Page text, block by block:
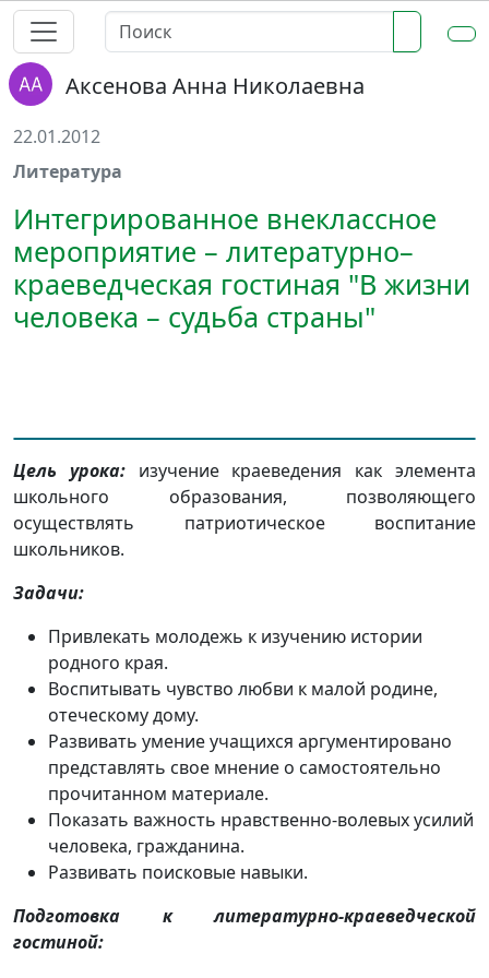
Аксенова Анна Николаевна
22.01.2012
Литература
Интегрированное внеклассное
мероприятие – литературно–
краеведческая гостиная "В жизни
человека – судьба страны"
Цель урока:изучение краеведения как элемента
школьного образования, позволяющего
осуществлять патриотическое воспитание
школьников.
Задачи:
Привлекать молодежь к изучению истории
родного края.
Воспитывать чувство любви к малой родине,
отеческому дому.
Развивать умение учащихся аргументировано
представлять свое мнение о самостоятельно
прочитанном материале.
Показать важность нравственно-волевых усилий
человека, гражданина.
Развивать поисковые навыки.
Подготовка к литературно-краеведческой
гостиной: